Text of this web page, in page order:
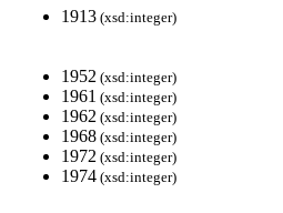
1913 (xsd:integer)
1952 (xsd:integer)
1961 (xsd:integer)
1962 (xsd:integer)
1968 (xsd:integer)
1972 (xsd:integer)
1974 (xsd:integer)